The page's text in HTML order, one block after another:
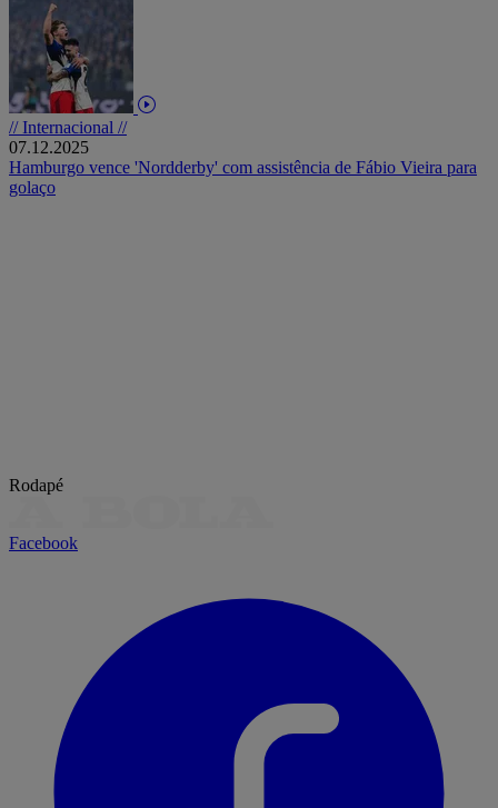
// Internacional //
07.12.2025
Hamburgo vence 'Nordderby' com assistência de Fábio Vieira para
golaço
Rodapé
Facebook